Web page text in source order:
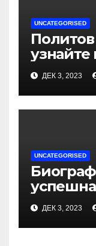
UNCATEGORISED
узнайте
ДЕК 3, 2023
UNCATEGORISED
ДЕК 3, 2023